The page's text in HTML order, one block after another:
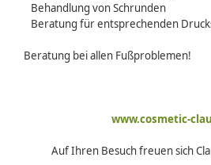
Behandlung von Schrunden
Beratung für entsprechenden
Beratung bei allen Fußproblemen!
www.cosmetic-
Auf Ihren Besuch freuen sich